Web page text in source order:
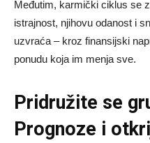
Međutim, karmički ciklus se
istrajnost, njihovu odanost i
uzvraća – kroz finansijski
ponudu koja im menja sve.
Pridružite se
Prognoze i